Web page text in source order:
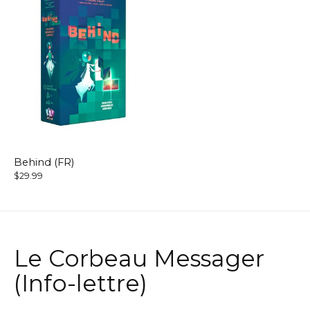
Behind (FR)
$29.99
Le Corbeau Messager
(Info-lettre)